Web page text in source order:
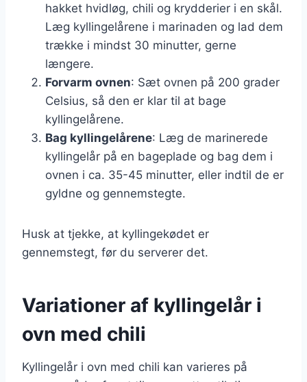
hakket hvidløg, chili og krydderier i en skål.
Læg kyllingelårene i marinaden og lad dem
trække i mindst 30 minutter, gerne
længere.
Forvarm ovnen: Sæt ovnen på 200 grader
Celsius, så den er klar til at bage
kyllingelårene.
Bag kyllingelårene: Læg de marinerede
kyllingelår på en bageplade og bag dem i
ovnen i ca. 35-45 minutter, eller indtil de er
gyldne og gennemstegte.
Husk at tjekke, at kyllingekødet er
gennemstegt, før du serverer det.
Variationer af kyllingelår i
ovn med chili
Kyllingelår i ovn med chili kan varieres på